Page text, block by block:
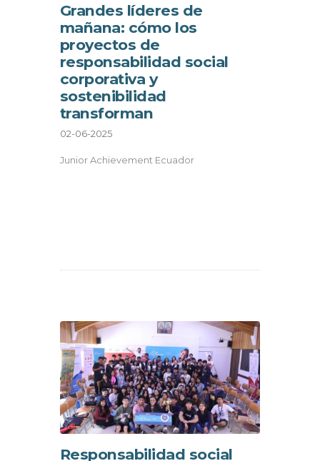
Grandes líderes de
mañana: cómo los
proyectos de
responsabilidad social
corporativa y
sostenibilidad
transforman
02-06-2025
Junior Achievement Ecuador
Responsabilidad social